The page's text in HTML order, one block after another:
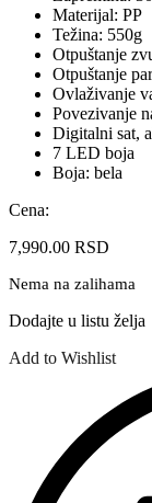
Materijal: PP
Težina: 550g
Otpuštanje
Otpuštanje
Ovlaživanje
Povezivanje
Digitalni sat,
7 LED boja
Boja: bela
Cena:
7,990.00 RSD
Nema na zalihama
Dodajte u listu želja
Add to Wishlist